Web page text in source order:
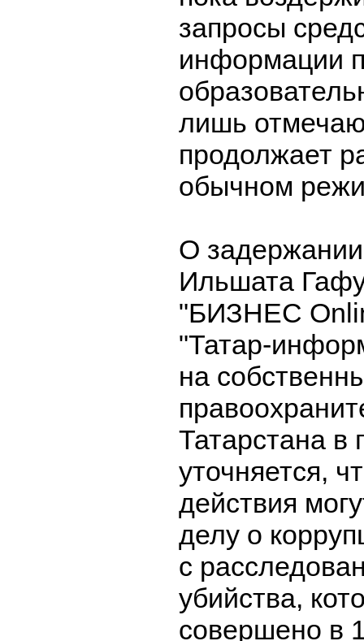
запросы
информации
лишь
продолжает
обычном
О
Ильшата
"БИЗНЕС
"Татар-
на
Татарстана в
уточняется,
действия
делу о
с
убийства,
совершено в